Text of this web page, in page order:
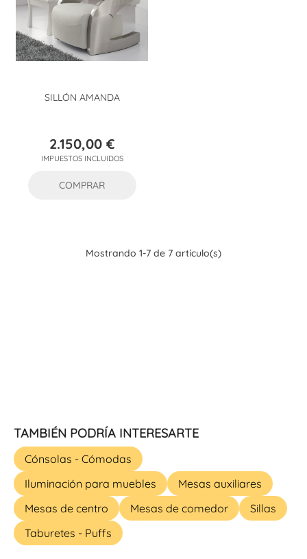
SILLÓN AMANDA
Precio
2.150,00 €
IMPUESTOS INCLUIDOS
COMPRAR
Mostrando 1-7 de 7 artículo(s)
TAMBIÉN PODRÍA INTERESARTE
Cónsolas - Cómodas
Iluminación para muebles
Mesas auxiliares
Mesas de centro
Mesas de comedor
Sillas
Taburetes - Puffs